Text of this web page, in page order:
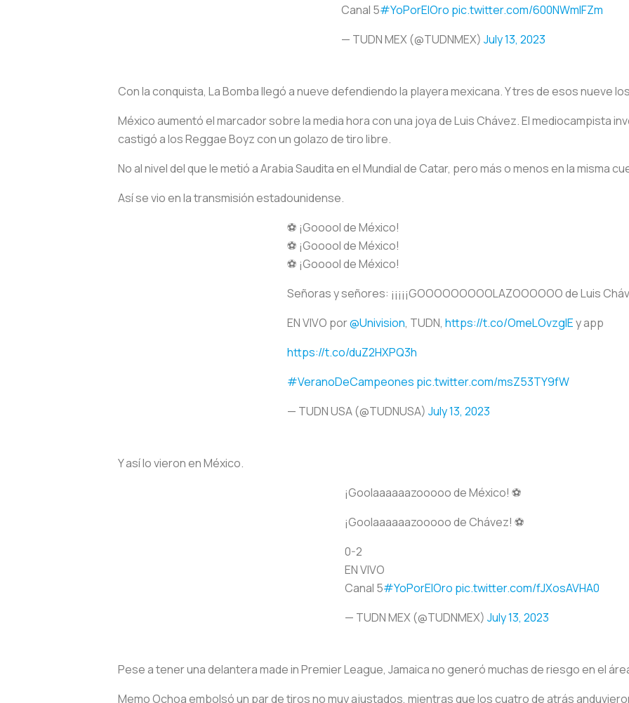
Canal 5#YoPorElOro pic.twitter.com/600NWmlFZm
— TUDN MEX (@TUDNMEX) July 13, 2023
Con la conquista, La Bomba llegó a nueve defendiendo la playera mexicana. Y tres de esos nueve
México aumentó el marcador sobre la media hora con una joya de Luis Chávez. El mediocampista
castigó a los Reggae Boyz con un golazo de tiro libre.
No al nivel del que le metió a Arabia Saudita en el Mundial de Catar, pero más o menos en la misma
Así se vio en la transmisión estadounidense.
⚽️ ¡Gooool de México!
⚽️ ¡Gooool de México!
⚽️ ¡Gooool de México!
Señoras y señores: ¡¡¡¡¡GOOOOOOOOOLAZOOOOOO de Luis
EN VIVO por@Univision, TUDN, https://t.co/OmeLOvzglEy app
https://t.co/duZ2HXPQ3h
#VeranoDeCampeones pic.twitter.com/msZ53TY9fW
— TUDN USA (@TUDNUSA) July 13, 2023
Y así lo vieron en México.
¡Goolaaaaaazooooo de México! ⚽
¡Goolaaaaaazooooo de Chávez! ⚽
0-2
EN VIVO
Canal 5#YoPorElOro pic.twitter.com/fJXosAVHA0
— TUDN MEX (@TUDNMEX) July 13, 2023
Pese a tener una delantera made in Premier League, Jamaica no generó muchas de riesgo en el
Memo Ochoa embolsó un par de tiros no muy ajustados, mientras que los cuatro de atrás